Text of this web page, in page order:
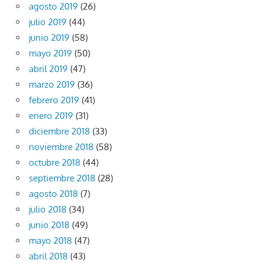
agosto 2019 (26)
julio 2019 (44)
junio 2019 (58)
mayo 2019 (50)
abril 2019 (47)
marzo 2019 (36)
febrero 2019 (41)
enero 2019 (31)
diciembre 2018 (33)
noviembre 2018 (58)
octubre 2018 (44)
septiembre 2018 (28)
agosto 2018 (7)
julio 2018 (34)
junio 2018 (49)
mayo 2018 (47)
abril 2018 (43)